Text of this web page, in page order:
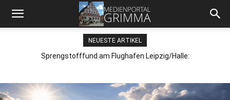
NEUESTE ARTIKEL
Sprengstofffund am Flughafen Leipzig/Halle: